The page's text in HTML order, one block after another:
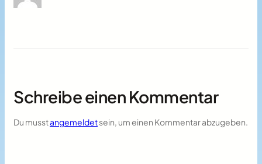
Schreibe einen Kommentar
Du musstangemeldetsein, um einen Kommentar abzugeben.